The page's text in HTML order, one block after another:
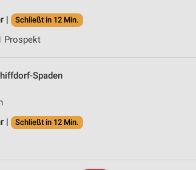
|
Schließt in 12 Min.
Prospekt
Spaden
|
Schließt in 12 Min.